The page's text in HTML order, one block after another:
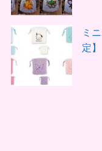
ミ
定】